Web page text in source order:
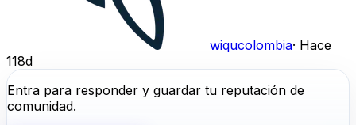
wiqucolombia· Hace
118d
Entra para responder y guardar tu reputación de
comunidad.